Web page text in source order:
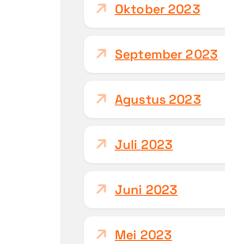
Oktober 2023
September 2023
Agustus 2023
Juli 2023
Juni 2023
Mei 2023